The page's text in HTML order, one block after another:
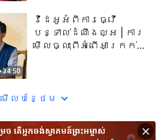
34:50
វីដេអូអំពីការធ្វើ
បន្ទាល់ដំណឹងល្អ | ការ
មើលធ្លុះពីអំពើអាក្រក់
មើល​​បន្ថែម​